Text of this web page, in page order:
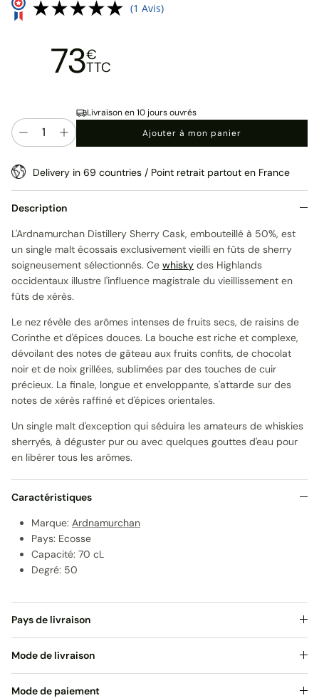
(1 Avis)
73€
TTC
Quantité
Livraison en 10 jours ouvrés
Ajouter à mon panier
Delivery in 69 countries / Point retrait partout en France
Description
L'Ardnamurchan Distillery Sherry Cask, embouteillé à 50%, est
un single malt écossais exclusivement vieilli en fûts de sherry
soigneusement sélectionnés. Ce whisky des Highlands
occidentaux illustre l'influence magistrale du vieillissement en
fûts de xérès.
Le nez révèle des arômes intenses de fruits secs, de raisins de
Corinthe et d'épices douces. La bouche est riche et complexe,
dévoilant des notes de gâteau aux fruits confits, de chocolat
noir et de noix grillées, sublimées par des touches de cuir
précieux. La finale, longue et enveloppante, s'attarde sur des
notes de xérès raffiné et d'épices orientales.
Un single malt d'exception qui séduira les amateurs de whiskies
sherryés, à déguster pur ou avec quelques gouttes d'eau pour
en libérer tous les arômes.
Caractéristiques
Marque: Ardnamurchan
Pays: Ecosse
Capacité: 70 cL
Degré: 50
Pays de livraison
Mode de livraison
Mode de paiement